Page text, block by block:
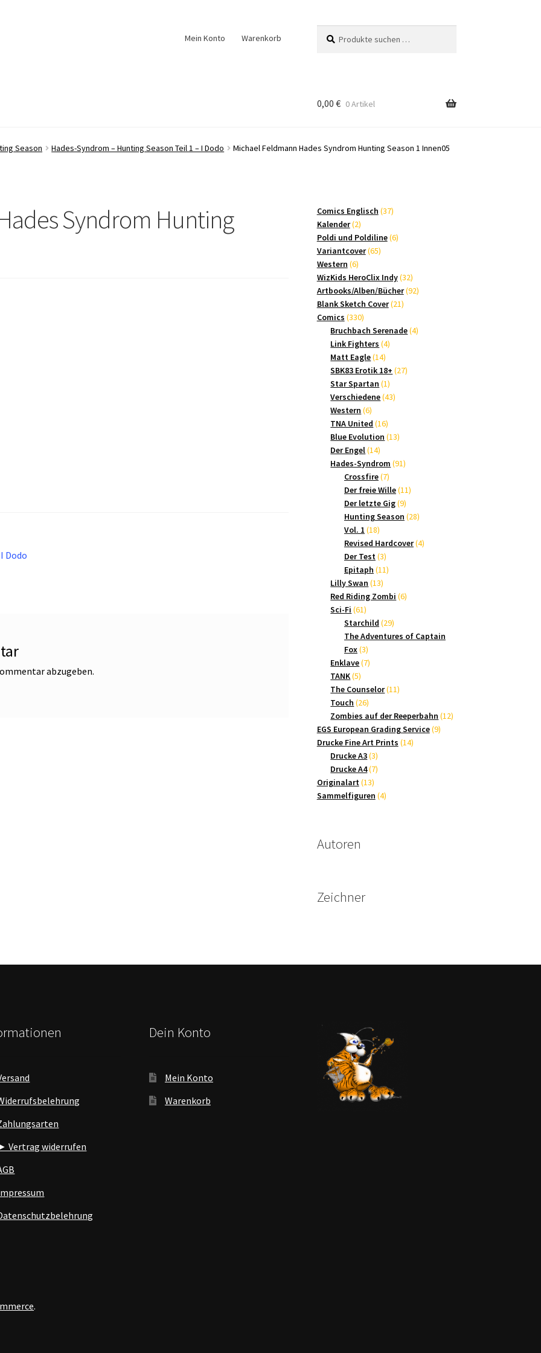
Mein Konto Warenkorb
nach:
0,00 € 0 Artikel
Season Hades-Syndrom – Hunting Season Teil 1 – I Dodo Michael Feldmann Hades Syndrom Hunting Season 1 Innen05
Syndrom Hunting
Dodo
abzugeben.
Comics Englisch 3737
Kalender 22
Produkte
Poldi und Poldiline 66
Variantcover 6565
Western 66
Produkte
WizKids HeroClix Indy 3232
Produkte
Artbooks/Alben/Bücher 9292
Blank Sketch Cover 2121
Comics 330330
Produkte
Bruchbach Serenade 44
Link Fighters 44
Matt Eagle 1414
Produkte
SBK83 Erotik 18+ 2727
Star Spartan 11
Produkt
Verschiedene 4343
Western 66
Produkte
TNA United 1616
Produkte
Blue Evolution 1313
Der Engel 1414
Produkte
Hades-Syndrom 9191
Crossfire 77
Produkte
Der freie Wille 1111
Der letzte Gig 99
Produkte
Hunting Season 2828
Vol. 1 1818
Produkte
Revised Hardcover 44
Der Test 33
Produkte
Epitaph 1111
Lilly Swan 1313
Produkte
Red Riding Zombi 66
Sci-Fi 6161
Produkte
Starchild 2929
Produkte
The Adventures of Captain
Fox 33
Produkte
Enklave 77
TANK 55
Produkte
The Counselor 1111
Touch 2626
Produkte
Zombies auf der Reeperbahn 1212
EGS European Grading Service 99
Drucke Fine Art Prints 1414
Drucke A3 33
Produkte
Drucke A4 77
Originalart 1313
Produkte
Sammelfiguren 44
Autoren
Zeichner
Vertrag widerrufen
Dein Konto
Mein Konto
Warenkorb
.